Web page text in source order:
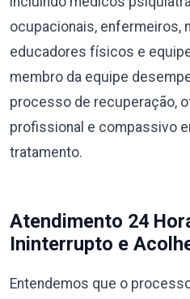
ocupacionais, enfermeiros,
educadores físicos e
membro da equipe
processo de recuperação,
profissional e compassivo
tratamento.
Atendimento 24
Ininterrupto e
Entendemos que o